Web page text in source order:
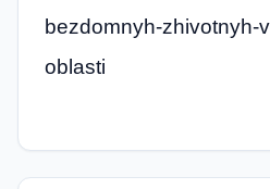
bezdomnyh-zhivotnyh-
oblasti